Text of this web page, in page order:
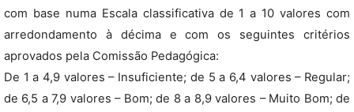
com base numa Escala classificativa de 1 a 10 valores com
arredondamento à décima e com os seguintes critérios
aprovados pela Comissão Pedagógica:
De 1 a 4,9 valores – Insuficiente; de 5 a 6,4 valores – Regular;
de 6,5 a 7,9 valores – Bom; de 8 a 8,9 valores – Muito Bom; de